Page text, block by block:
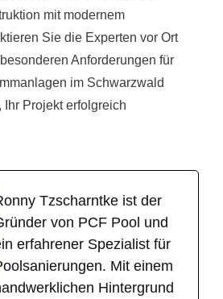
mit modernem
Sie die Experten vor Ort
Anforderungen für
im Schwarzwald
Ihr Projekt erfolgreich
Tzscharntke ist der
von PCF Pool und
erfahrener Spezialist für
Mit einem
Hintergrund